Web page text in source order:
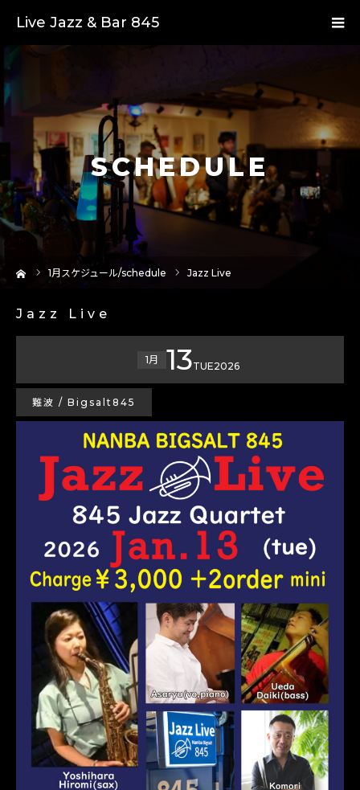
Live Jazz & Bar 845
SCHEDULE
1月スケジュール/schedule Jazz Live
Jazz Live
1月 13TUE2026
難波 / Bigsalt845